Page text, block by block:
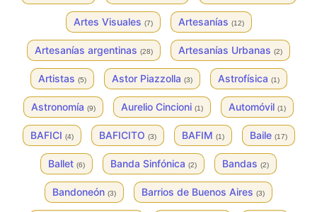
Artes Visuales (7) Artesanías (12)
Artesanías argentinas (28) Artesanías Urbanas (2)
Artistas (5) Astor Piazzolla (3) Astrofísica (1)
Astronomía (9) Aurelio Cincioni (1) Automóvil (1)
BAFICI (4) BAFICITO (3) BAFIM (1) Baile (17)
Ballet (6) Banda Sinfónica (2) Bandas (2)
Bandoneón (3) Barrios de Buenos Aires (3)